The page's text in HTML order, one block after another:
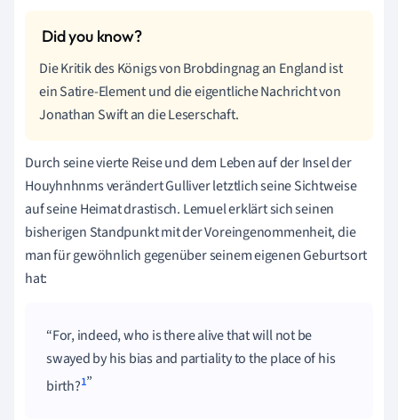
Die Kritik des Königs von Brobdingnag an England ist
ein Satire-Element und die eigentliche Nachricht von
Jonathan Swift an die Leserschaft.
Durch seine vierte Reise und dem Leben auf der Insel der
Houyhnhnms verändert Gulliver letztlich seine Sichtweise
auf seine Heimat drastisch. Lemuel erklärt sich seinen
bisherigen Standpunkt mit der Voreingenommenheit, die
man für gewöhnlich gegenüber seinem eigenen Geburtsort
hat:
For, indeed, who is there alive that will not be
swayed by his bias and partiality to the place of his
birth?1